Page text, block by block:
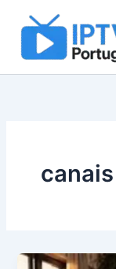
content